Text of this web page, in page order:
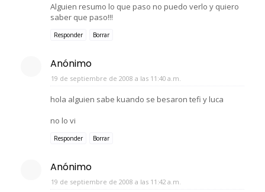
Alguien resumo lo que paso no puedo verlo y quiero
saber que paso!!!
Responder Borrar
Anónimo
19 de septiembre de 2008 a las 11:40 a.m.
hola alguien sabe kuando se besaron tefi y luca
no lo vi
Responder Borrar
Anónimo
19 de septiembre de 2008 a las 11:42 a.m.